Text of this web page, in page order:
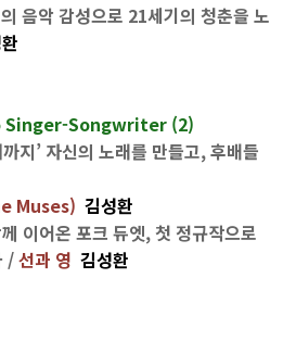
음악 감성으로 21세기의 청춘을 노
Songwriter (2)
’ 자신의 노래를 만들고, 후배들
Muses) 김성환
이어온 포크 듀엣, 첫 정규작으로
/선과 영 김성환